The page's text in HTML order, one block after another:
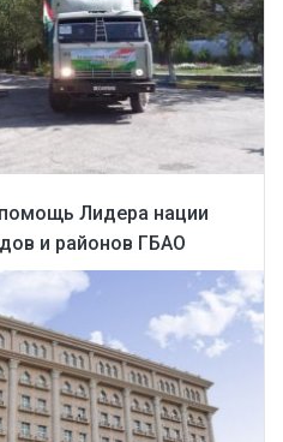
Лидера нации
и районов ГБАО